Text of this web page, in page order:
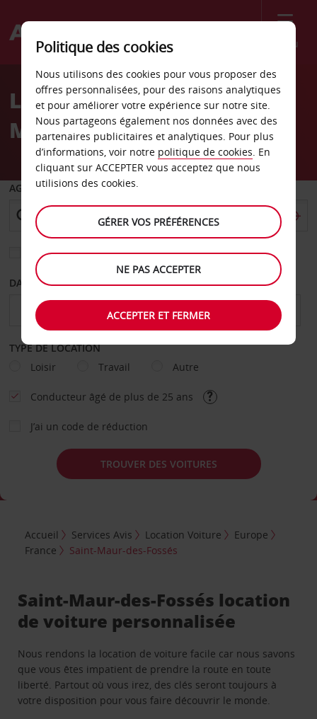
Menu
Welcome
AvisLocation de voiture Saint-
Maur-des-Fossés
AGENCE DE DÉPART
Sélectionnez une autre agence de retour
DATE DE DÉPART DATE DE RETOUR
TYPE DE LOCATION
Loisir
Travail Autre
Conducteur âgé de plus de 25 ans
J’ai un code de réduction
TROUVER DES VOITURES
Accueil Services Avis Location Voiture
Europe
France
Saint-Maur-des-Fossés
Saint-Maur-des-Fossés location
de voiture personnalisée
Nous rendons la location de voiture facile car nous savons
que vous êtes impatient de prendre la route en toute
liberté. Partout où vous irez, des clés seront toujours à
votre disposition pour vous faire découvrir le monde.
Politique des cookies
Nous utilisons des cookies pour vous proposer des
offres personnalisées, pour des raisons analytiques
et pour améliorer votre expérience sur notre site.
Nous partageons également nos données avec des
partenaires publicitaires et analytiques. Pour plus
d’informations, voir notre politique de cookies. En
cliquant sur ACCEPTER vous acceptez que nous
utilisions des cookies.
GÉRER VOS PRÉFÉRENCES
NE PAS ACCEPTER
ACCEPTER ET FERMER